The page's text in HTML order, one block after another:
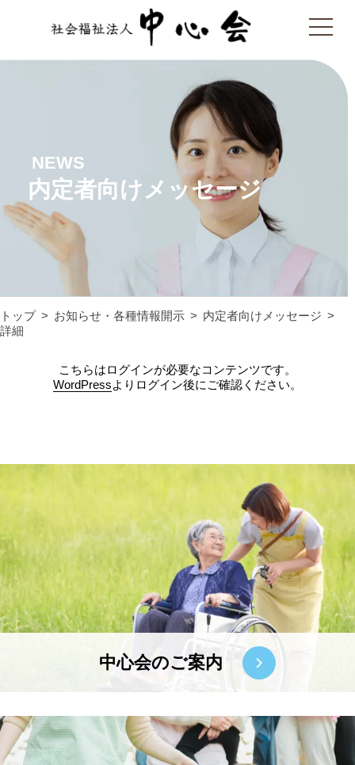
NEWS
内定者向けメッセージ
トップ お知らせ・各種情報開示
内定者向けメッセージ
詳細
こちらはログインが必要なコンテンツです。
WordPressよりログイン後にご確認ください。
中心会のご案内